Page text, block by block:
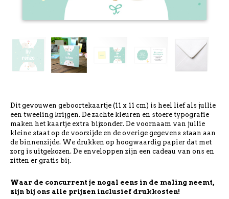
Dit gevouwen geboortekaartje (11 x 11 cm) is heel lief als jullie
een tweeling krijgen. De zachte kleuren en stoere typografie
maken het kaartje extra bijzonder. De voornaam van jullie
kleine staat op de voorzijde en de overige gegevens staan aan
de binnenzijde. We drukken op hoogwaardig papier dat met
zorg is uitgekozen. De enveloppen zijn een cadeau van ons en
zitten er gratis bij.
Waar de concurrent je nogal eens in de maling neemt,
zijn bij ons alle prijzen inclusief drukkosten!